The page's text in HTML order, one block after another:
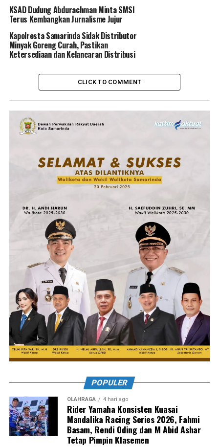
KSAD Dudung Abdurachman Minta SMSI
Terus Kembangkan Jurnalisme Jujur
Kapolresta Samarinda Sidak Distributor
Minyak Goreng Curah, Pastikan
Ketersediaan dan Kelancaran Distribusi
CLICK TO COMMENT
POPULER
OLAHRAGA 4 hari ago
Rider Yamaha Konsisten Kuasai
Mandalika Racing Series 2026, Fahmi
Basam, Rendi Oding dan M Abid Ashar
Tetap Pimpin Klasemen